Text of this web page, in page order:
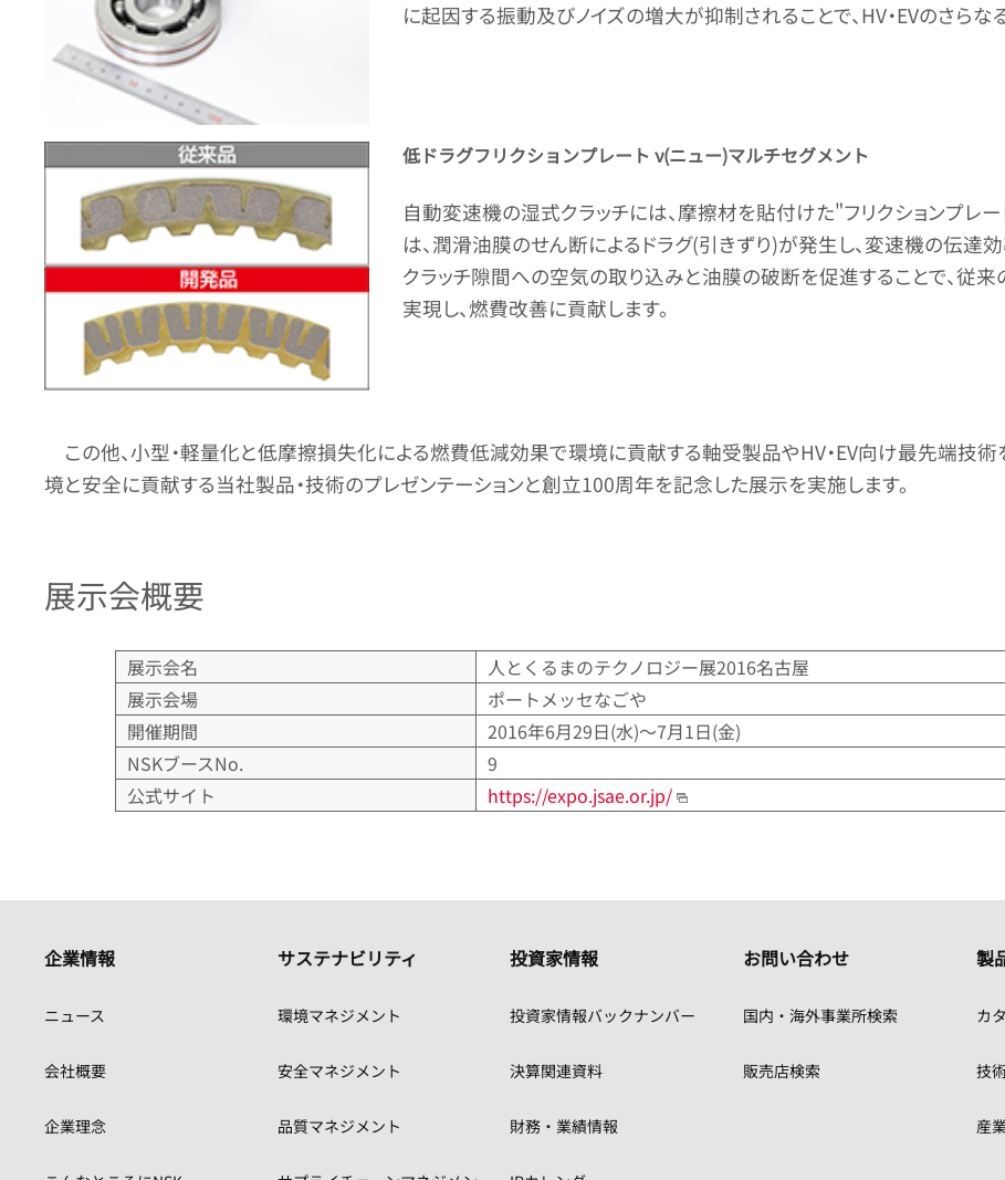
に起因する振動及びノイズの増大が抑制されることで、HV・EVのさらな
低ドラグフリクションプレート ν(ニュー)マルチセグメント
自動変速機の湿式クラッチには、摩擦材を貼付けた"フリクションプレ
は、潤滑油膜のせん断によるドラグ(引きずり)が発生し、変速機の伝達
クラッチ隙間への空気の取り込みと油膜の破断を促進することで、従
実現し、燃費改善に貢献します。
この他、小型・軽量化と低摩擦損失化による燃費低減効果で環境に貢献する軸受製品やHV・EV向け最先端技術
境と安全に貢献する当社製品・技術のプレゼンテーションと創立100周年を記念した展示を実施します。
展示会概要
展示会名
人とくるまのテクノロジー展2016名古屋
展示会場
ポートメッセなごや
開催期間
2016年6月29日(水)～7月1日(金)
NSKブースNo.
9
公式サイト
https://expo.jsae.or.jp/
企業情報
ニュース
会社概要
企業理念
サステナビリティ
環境マネジメント
安全マネジメント
品質マネジメント
投資家情報
投資家情報バックナンバー
決算関連資料
財務・業績情報
お問い合わせ
国内・海外事業所検索
販売店検索
製
カ
技
産